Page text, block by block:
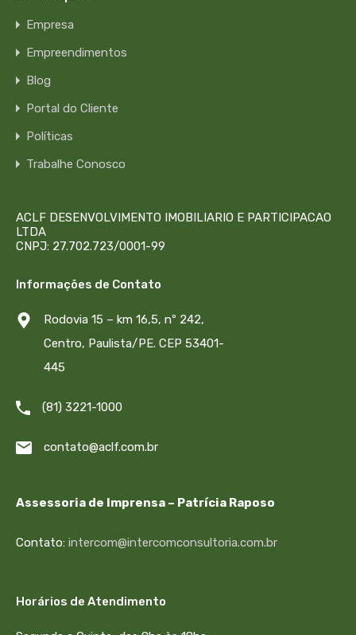
Empresa
Empreendimentos
Blog
Portal do Cliente
Políticas
Trabalhe Conosco
ACLF DESENVOLVIMENTO IMOBILIARIO E PARTICIPACAO
LTDA
CNPJ: 27.702.723/0001-99
Informações de Contato
Rodovia 15 – km 16,5, nº 242,
Centro, Paulista/PE. CEP 53401-
445
(81) 3221-1000
contato@aclf.com.br
Assessoria de Imprensa – Patrícia Raposo
Contato: intercom@intercomconsultoria.com.br
Horários de Atendimento